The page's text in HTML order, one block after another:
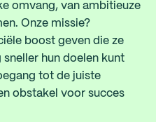
omvang, van ambitieuze
Onze missie?
boost geven die ze
hun doelen kunt
tot de juiste
obstakel voor succes